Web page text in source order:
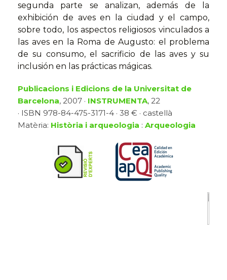
segunda parte se analizan, además de la
exhibición de aves en la ciudad y el campo,
sobre todo, los aspectos religiosos vinculados a
las aves en la Roma de Augusto: el problema
de su consumo, el sacrificio de las aves y su
inclusión en las prácticas mágicas.
Publicacions i Edicions de la Universitat de
Barcelona, 2007 · INSTRUMENTA, 22
· ISBN 978-84-475-3171-4 · 38 € · castellà
Matèria: Història i arqueologia : Arqueologia